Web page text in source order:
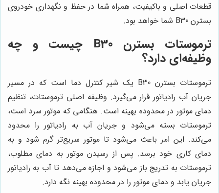
قطعات اصلی و باکیفیت، همراه شما در حفظ و نگهداری خودروی
بسترن B30 شما خواهد بود.
ترموستات بسترن B30 چیست و چه
وظیفه‌ای دارد؟
ترموستات بسترن B30 یک شیر کنترل دما است که در مسیر
جریان آب رادیاتور قرار می‌گیرد. وظیفه اصلی ترموستات، تنظیم
دمای موتور در محدوده بهینه است. هنگامی که موتور سرد است،
ترموستات بسته می‌شود و جریان آب به رادیاتور را محدود
می‌کند. این امر باعث می‌شود تا موتور سریع‌تر گرم شود و به
دمای کاری خود برسد. پس از رسیدن موتور به دمای مطلوب،
ترموستات به تدریج باز می‌شود و اجازه می‌دهد تا آب به رادیاتور
جریان یابد و دمای موتور را در محدوده بهینه نگه دارد.